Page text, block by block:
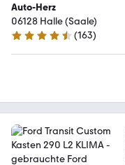
Auto-Herz
06128 Halle (Saale)
4.6 Sterne
(163)